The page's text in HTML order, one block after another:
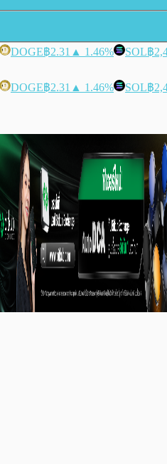
DOGE฿2.31 ▲ 1.46% SOL฿
DOGE฿2.31 ▲ 1.46% SOL฿